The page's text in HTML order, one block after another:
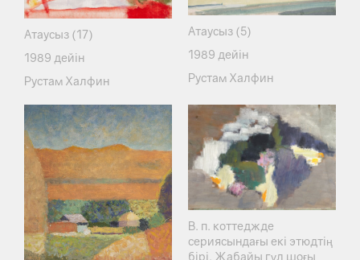
Атаусыз (17)
1989 дейін
Рустам Халфин
Атаусыз (5)
1989 дейін
Рустам Халфин
В. п. коттеджде
сериясындағы екі этюдтің
бірі. Жабайы гүл шоғы